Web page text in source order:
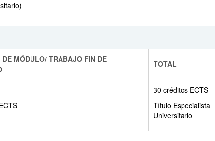
MÓDULO/ TRABAJO FIN DE
TOTAL
30 créditos ECTS
Título Especialista
Universitario